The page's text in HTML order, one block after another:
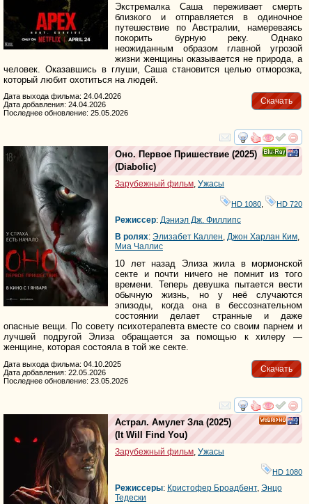
Экстремалка Саша переживает смерть
близкого и отправляется в одиночное
путешествие по Австралии, намереваясь
покорить бурную реку. Однако
неожиданным образом главной угрозой
жизни женщины оказывается не природа, а
человек. Оказавшись в глуши, Саша становится целью отморозка,
который любит охотиться на людей.
Скачать
Дата выхода фильма: 24.04.2026
Дата добавления: 24.04.2026
Последнее обновление: 25.05.2026
смотреть
Оно. Первое Пришествие (2025)
(Diabolic)
Зарубежный фильм, Ужасы
HD 1080 HD 720
Режиссер: Дэниэл Дж. Филлипс
В ролях: Элизабет Каллен, Джон Харлан Ким,
Миа Чаллис
10 лет назад Элиза жила в мормонской
секте и почти ничего не помнит из того
времени. Теперь девушка пытается вести
обычную жизнь, но у неё случаются
эпизоды, когда она в бессознательном
состоянии делает странные и даже
опасные вещи. По совету психотерапевта вместе со своим парнем и
лучшей подругой Элиза обращается за помощью к хилеру —
женщине, которая состояла в той же секте.
Скачать
Дата выхода фильма: 04.10.2025
Дата добавления: 22.05.2026
Последнее обновление: 23.05.2026
смотреть
Астрал. Амулет Зла(2025)
(It Will Find You)
Зарубежный фильм, Ужасы
HD 1080
Режиссеры: Кристофер Броадбент, Энцо
Тедески